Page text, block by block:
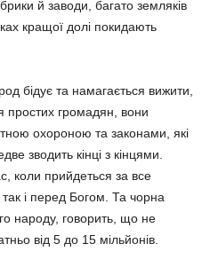
й заводи, багато земля­ків
кращої долі покидають
бідує та намагається вижити,
простих громадян, вони
охороною та законами, які
зводить кінці з кінцями.
коли прийдеться за все
так і перед Богом. Та чорна
народу, гово­рить, що не
від 5 до 15 мільйонів.